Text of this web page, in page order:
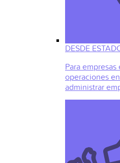
DESDE
Para
operaciones
administrar